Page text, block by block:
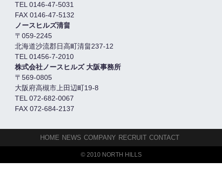
TEL 0146-47-5031
FAX 0146-47-5132
ノースヒルズ清畠
〒059-2245
北海道沙流郡日高町清畠237-12
TEL 01456-7-2010
株式会社ノースヒルズ 大阪事務所
〒569-0805
大阪府高槻市上田辺町19-8
TEL 072-682-0067
FAX 072-684-2137
HOME NEWS COMPANY RECRUIT CONTACT
© 2010 NORTH HILLS